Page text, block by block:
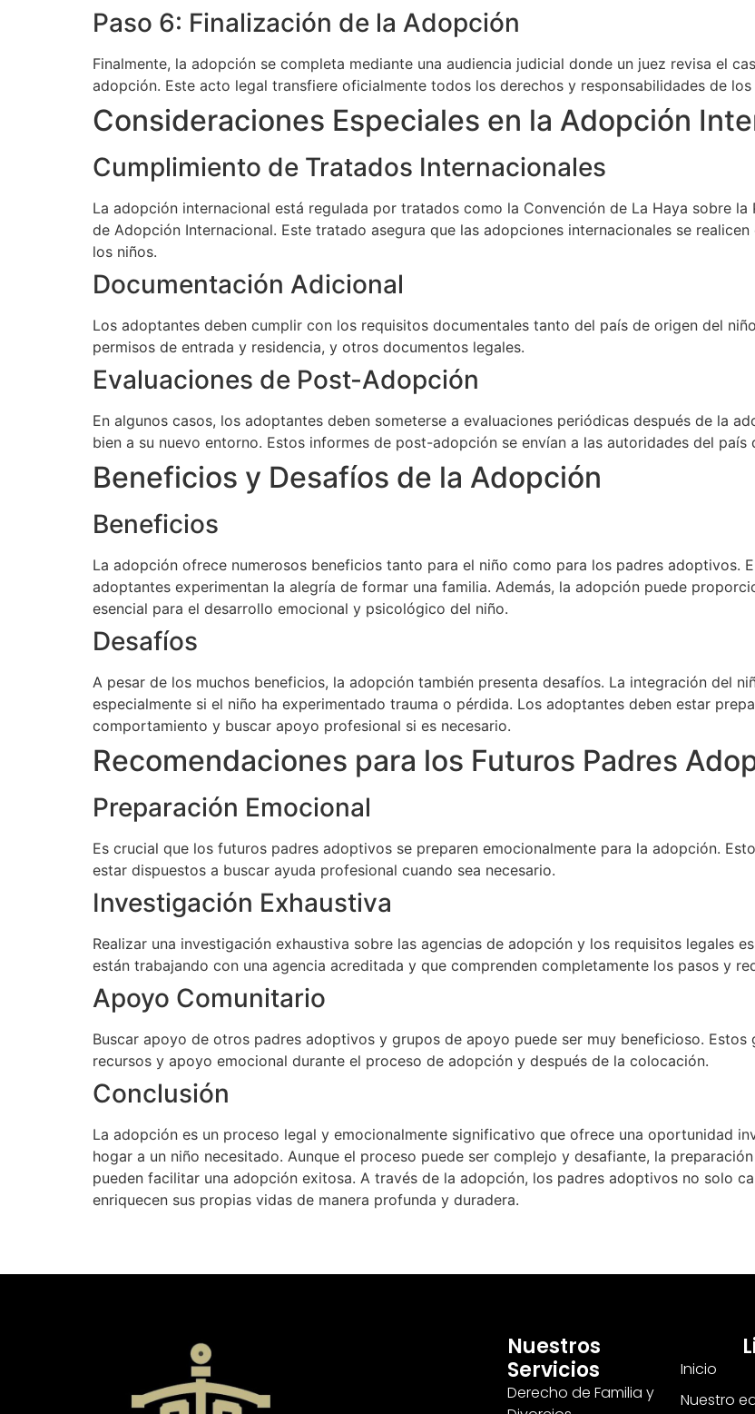
Paso 6: Finalización de la Adopción
Finalmente, la adopción se completa mediante una audiencia judicial donde un juez revisa el
adopción. Este acto legal transfiere oficialmente todos los derechos y responsabilidades de
Consideraciones Especiales en la Adopción
Cumplimiento de Tratados Internacionales
La adopción internacional está regulada por tratados como la Convención de La Haya sobre
de Adopción Internacional. Este tratado asegura que las adopciones internacionales se
los niños.
Documentación Adicional
Los adoptantes deben cumplir con los requisitos documentales tanto del país de origen del
permisos de entrada y residencia, y otros documentos legales.
Evaluaciones de Post-Adopción
En algunos casos, los adoptantes deben someterse a evaluaciones periódicas después de la
bien a su nuevo entorno. Estos informes de post-adopción se envían a las autoridades del país
Beneficios y Desafíos de la Adopción
Beneficios
La adopción ofrece numerosos beneficios tanto para el niño como para los padres adoptivos.
adoptantes experimentan la alegría de formar una familia. Además, la adopción puede
esencial para el desarrollo emocional y psicológico del niño.
Desafíos
A pesar de los muchos beneficios, la adopción también presenta desafíos. La integración del
especialmente si el niño ha experimentado trauma o pérdida. Los adoptantes deben estar
comportamiento y buscar apoyo profesional si es necesario.
Recomendaciones para los Futuros Padres
Preparación Emocional
Es crucial que los futuros padres adoptivos se preparen emocionalmente para la adopción.
estar dispuestos a buscar ayuda profesional cuando sea necesario.
Investigación Exhaustiva
Realizar una investigación exhaustiva sobre las agencias de adopción y los requisitos legales
están trabajando con una agencia acreditada y que comprenden completamente los pasos y
Apoyo Comunitario
Buscar apoyo de otros padres adoptivos y grupos de apoyo puede ser muy beneficioso.
recursos y apoyo emocional durante el proceso de adopción y después de la colocación.
Conclusión
La adopción es un proceso legal y emocionalmente significativo que ofrece una oportunidad
hogar a un niño necesitado. Aunque el proceso puede ser complejo y desafiante, la
pueden facilitar una adopción exitosa. A través de la adopción, los padres adoptivos no solo
enriquecen sus propias vidas de manera profunda y duradera.
Nuestros
Servicios
Derecho de Familia y
Inicio
Nuestro